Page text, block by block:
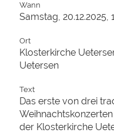
Wann
Samstag, 20.12.2025,
Ort
Klosterkirche
Uetersen
Text
Das erste von drei
der Klosterkirche